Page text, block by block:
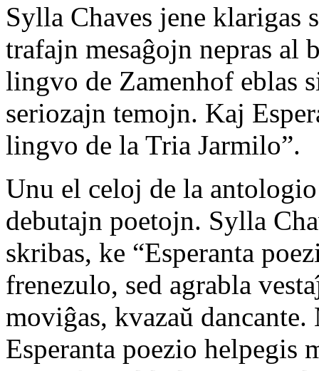
Sylla Chaves jene
trafajn mesaĝojn nepras al
lingvo de Zamenhof eblas
seriozajn temojn. Kaj
lingvo de la Tria Jarmilo”.
Unu el celoj de la
debutajn poetojn. Sylla
skribas, ke “Esperanta
frenezulo, sed agrabla
moviĝas, kvazaŭ
Esperanta poezio helpegis